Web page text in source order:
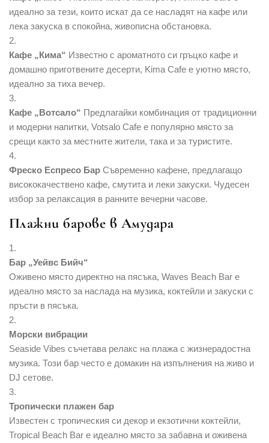
идеално за тези, които искат да се насладят на кафе или
лека закуска в спокойна, живописна обстановка.
Кафе „Кима“ Известно с ароматното си гръцко кафе и
домашно приготвените десерти, Kima Cafe е уютно място,
идеално за тиха вечер.
Кафе „Вотсало“ Предлагайки комбинация от традиционни
и модерни напитки, Votsalo Cafe е популярно място за
срещи както за местните жители, така и за туристите.
Фреско Еспресо Бар Съвременно кафене, предлагащо
висококачествено кафе, смутита и леки закуски. Чудесен
избор за релаксация в ранните вечерни часове.
Плажни барове в Амудара
Бар „Уейвс Бийч“
Оживено място директно на пясъка, Waves Beach Bar е
идеално място за наслада на музика, коктейли и закуски с
пръсти в пясъка.
Морски вибрации
Seaside Vibes съчетава релакс на плажа с жизнерадостна
музика. Този бар често е домакин на изпълнения на живо и
DJ сетове.
Тропически плажен бар
Известен с тропическия си декор и екзотични коктейли,
Tropical Beach Bar е идеално място за забавна и оживена